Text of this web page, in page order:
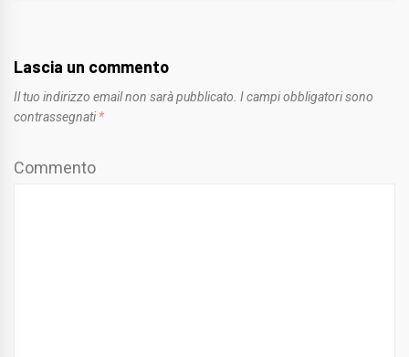
Lascia un commento
Il tuo indirizzo email non sarà pubblicato. I campi obbligatori sono
contrassegnati *
Commento